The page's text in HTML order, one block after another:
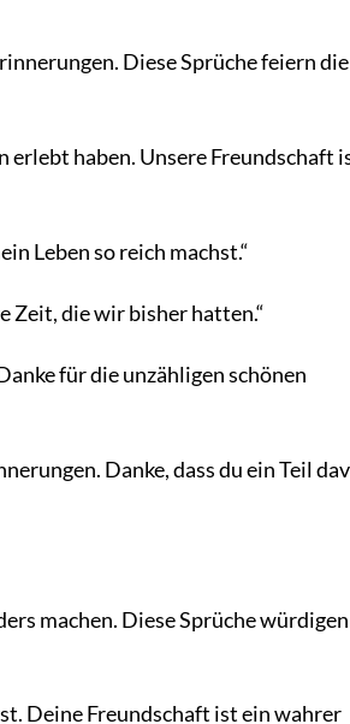
Diese Sprüche feiern die
erlebt haben. Unsere Freundschaft
Leben so reich machst.“
Zeit, die wir bisher hatten.“
für die unzähligen schönen
Danke, dass du ein Teil
machen. Diese Sprüche
Deine Freundschaft ist ein wahrer